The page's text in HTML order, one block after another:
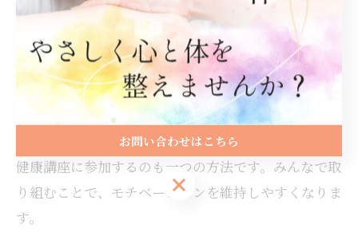
ることが大切です。例えば、肩こりや腰痛が軽くなっ
た、朝の目覚めが良くなったなど、自分なりの変化を
記録することで継続意欲が高まります。
また、家族や友人と一緒にストレッチや軽い運動を行
うことで、楽しみながら続けやすくなります。岩国市
の地域コミュニティや整体院で提供されるイベントや
健康講座に参加するのも一つの方法です。みんなで取
り組むことで、モチベーションを維持しやすくなりま
す。
お問い合わせはこちら
お問い合わせはこちら